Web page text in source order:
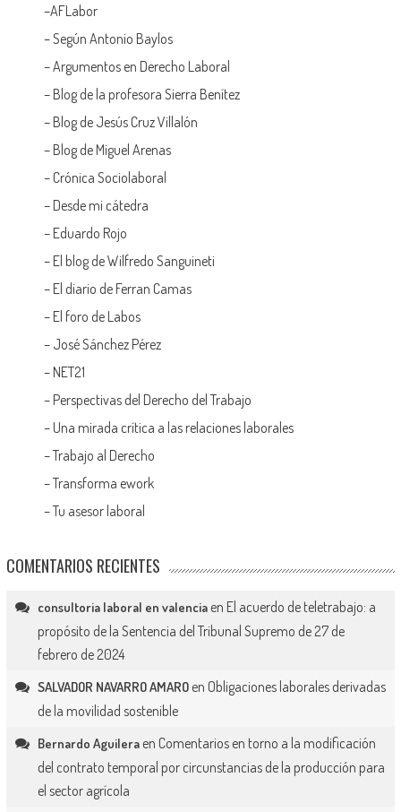
–AFLabor
– Según Antonio Baylos
–Argumentos en Derecho Laboral
– Blog de la profesora Sierra Benítez
– Blog de Jesús Cruz Villalón
– Blog de Miguel Arenas
– Crónica Sociolaboral
– Desde mi cátedra
– Eduardo Rojo
– El blog de Wilfredo Sanguineti
– El diario de Ferran Camas
– El foro de Labos
– José Sánchez Pérez
– NET21
– Perspectivas del Derecho del Trabajo
– Una mirada crítica a las relaciones laborales
–Trabajo al Derecho
–Transforma ework
–Tu asesor laboral
COMENTARIOS RECIENTES
consultoria laboral en valenciaen El acuerdo de teletrabajo: a
propósito de la Sentencia del Tribunal Supremo de 27 de
febrero de 2024
SALVADOR NAVARRO AMAROen Obligaciones laborales derivadas
de la movilidad sostenible
Bernardo Aguileraen Comentarios en torno a la modificación
del contrato temporal por circunstancias de la producción para
el sector agrícola